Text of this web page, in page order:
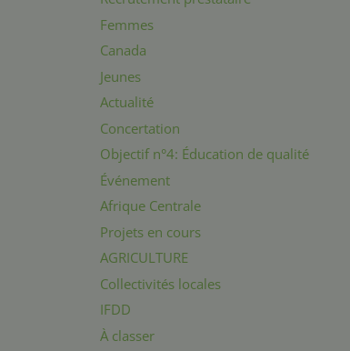
Femmes
Canada
Jeunes
Actualité
Concertation
Objectif n°4: Éducation de qualité
Événement
Afrique Centrale
Projets en cours
AGRICULTURE
Collectivités locales
IFDD
À classer